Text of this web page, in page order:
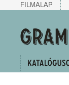
FILMALAP